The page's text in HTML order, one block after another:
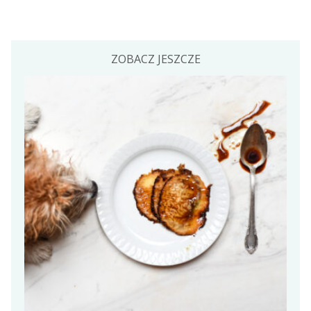
ZOBACZ JESZCZE